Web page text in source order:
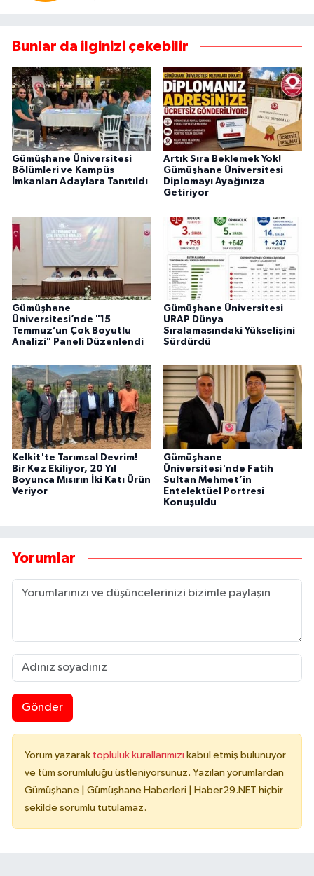
Bunlar da ilginizi çekebilir
Gümüşhane Üniversitesi
Bölümleri ve Kampüs
İmkanları Adaylara Tanıtıldı
Artık Sıra Beklemek Yok!
Gümüşhane Üniversitesi
Diplomayı Ayağınıza
Getiriyor
Gümüşhane
Üniversitesi’nde "15
Temmuz’un Çok Boyutlu
Analizi" Paneli Düzenlendi
Gümüşhane Üniversitesi
URAP Dünya
Sıralamasındaki Yükselişini
Sürdürdü
Kelkit'te Tarımsal Devrim!
Bir Kez Ekiliyor, 20 Yıl
Boyunca Mısırın İki Katı Ürün
Veriyor
Gümüşhane
Üniversitesi'nde Fatih
Sultan Mehmet’in
Entelektüel Portresi
Konuşuldu
Yorumlar
Gönder
Yorum yazarak topluluk kurallarımızı kabul etmiş bulunuyor
ve tüm sorumluluğu üstleniyorsunuz. Yazılan yorumlardan
Gümüşhane | Gümüşhane Haberleri | Haber29.NET hiçbir
şekilde sorumlu tutulamaz.